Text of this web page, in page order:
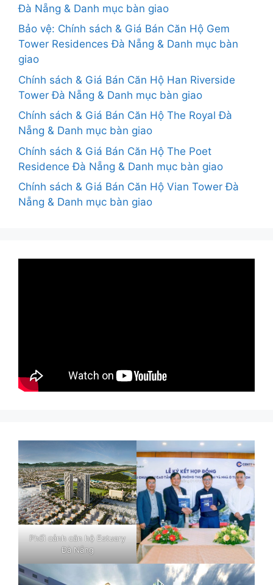
Đà Nẵng & Danh mục bàn giao
Bảo vệ: Chính sách & Giá Bán Căn Hộ Gem
Tower Residences Đà Nẵng & Danh mục bàn
giao
Chính sách & Giá Bán Căn Hộ Han Riverside
Tower Đà Nẵng & Danh mục bàn giao
Chính sách & Giá Bán Căn Hộ The Royal Đà
Nẵng & Danh mục bàn giao
Chính sách & Giá Bán Căn Hộ The Poet
Residence Đà Nẵng & Danh mục bàn giao
Chính sách & Giá Bán Căn Hộ Vian Tower Đà
Nẵng & Danh mục bàn giao
Phối cảnh căn hộ Estuary
Đà Nẵng